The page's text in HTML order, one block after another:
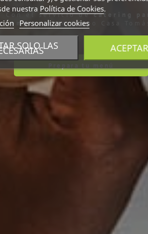
Con el servicio decatering
empresasde Grupo Casa Tomás
nuestra Política de Cookies.
Personalizar cookies
SOLO LAS